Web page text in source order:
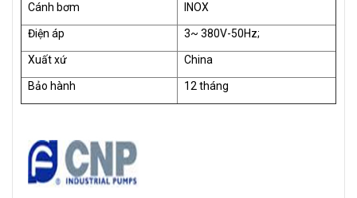
Cánh bơm
INOX
Điện áp 3~ 380V-50Hz;
Xuất xứ China
Bảo hành 12 tháng